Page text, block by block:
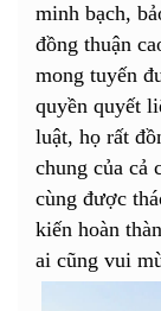
minh bạch,
đồng thuận
mong tuyến
quyền quyết
luật, họ rất
chung của cả
cùng được
kiến hoàn
ai cũng vui